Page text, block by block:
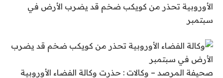
الأوروبية تحذر من كويكب ضخم قد يضرب الأرض في
سبتمبر
صحيفة المرصد – وكالات : حذرت وكالة الفضاء الأوروبية